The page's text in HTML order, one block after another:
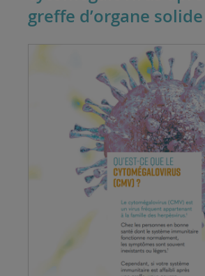
greffe d’organe solide